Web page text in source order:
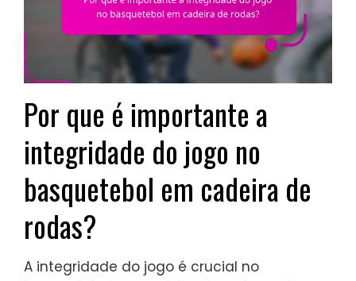
Por que é importante a
integridade do jogo no
basquetebol em cadeira de
rodas?
A integridade do jogo é crucial no